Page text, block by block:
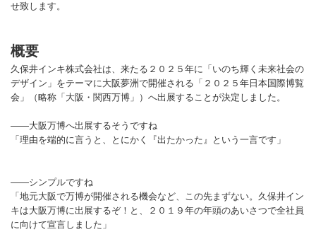
せ致します。
概要
久保井インキ株式会社は、来たる２０２５年に「いのち輝く未来社会の
デザイン」をテーマに大阪夢洲で開催される「２０２５年日本国際博覧
会」（略称「大阪・関西万博」）へ出展することが決定しました。
――大阪万博へ出展するそうですね
「理由を端的に言うと、とにかく『出たかった』という一言です」
――シンプルですね
「地元大阪で万博が開催される機会など、この先まずない。久保井イン
キは大阪万博に出展するぞ！と、２０１９年の年頭のあいさつで全社員
に向けて宣言しました」